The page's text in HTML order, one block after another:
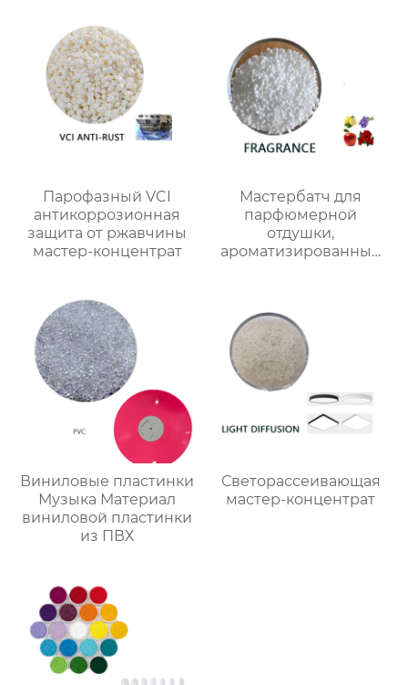
Парофазный VCI
антикоррозионная
защита от ржавчины
мастер-концентрат
Мастербатч для
парфюмерной
отдушки,
ароматизированный
Виниловые пластинки
Музыка Материал
виниловой пластинки
из ПВХ
Светорассеивающая
мастер-концентрат